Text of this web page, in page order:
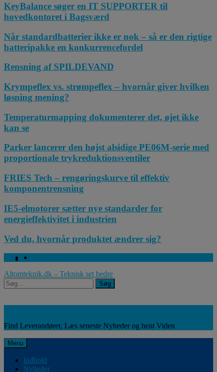
KeyBalance søger en IT SUPPORTER til
hovedkontoret i Bagsværd
Når standardbatterier ikke er nok – så er den rigtige
batteripakke en konkurrencefordel
Rensning af SPILDEVAND
Krympeflex vs. strømpeflex – hvornår giver hvilken
løsning mening?
Temperaturmapping dokumenterer det, øjet ikke
kan se
Parker lancerer den højst alsidige PE06M-serie med
proportionale trykreduktionsventiler
FRIES Tech – rengøringskurve til effektiv
komponentrensning
IE5-elmotorer sætter nye standarder for
energieffektivitet i industrien
Ved du, hvornår produktet ændrer sig?
Facebook
Twitter
Altomteknik.dk – Teknisk set bedre
Søg
Søg
Find Leverandører, Læs seneste Nyheder og hent Viden
Menu
Indhold
Nyheder